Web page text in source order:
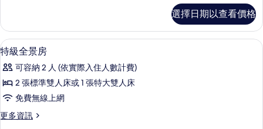
有
相
片
房
的
詳
選擇日期以查看價格
顯
示
特
級
全
景
高級寢具、迷你吧、客房內保險箱、書
3
特級全景房
可容納 2 人 (依實際入住人數計費)
2 張標準雙人床或 1 張特大雙人床
免費無線上網
更多資訊
更